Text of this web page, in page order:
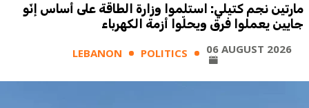
مارتين نجم كتيلي: استلموا وزارة الطاقة على أساس إنّو
جايين يعملوا فرق ويحلّوا أزمة الكهرباء
LEBANON POLITICS 06 AUGUST 2026